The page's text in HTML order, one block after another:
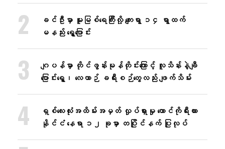
ခင်ဦးမှာ မူးမြစ်ရေကြီးလို့ ကျေးရွာ ၁၄ ရွာထက်
မနည်း ရွှေ့ပြောင်း
ဂျပန်မှာ တိုင်ဖွန်းမုန်တိုင်းကြောင့် လူသိန်းနဲ့ချီ
ပြောင်းရွှေ့၊ လေယာဉ် ခရီးစဉ်တွေလည်း ဖျက်သိမ်း
ရှစ်လေးလုံးအထိမ်းအမှတ် လှုပ်ရှားမှု တောင်ကိုရီးယား
နိုင်ငံ နေရာ ၁၂ ခုမှာ တပြိုင်နက် ပြုလုပ်